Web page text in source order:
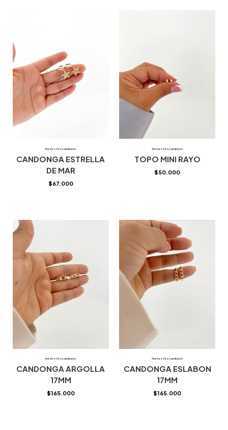
Aretes Oro Laminado
CANDONGA ESTRELLA
DE MAR
$67.000
Aretes Oro Laminado
TOPO MINI RAYO
$50.000
Aretes Oro Laminado
CANDONGA ARGOLLA
17MM
$165.000
Aretes Oro Laminado
CANDONGA ESLABON
17MM
$165.000